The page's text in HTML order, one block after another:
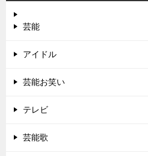
芸能
アイドル
芸能お笑い
テレビ
芸能歌